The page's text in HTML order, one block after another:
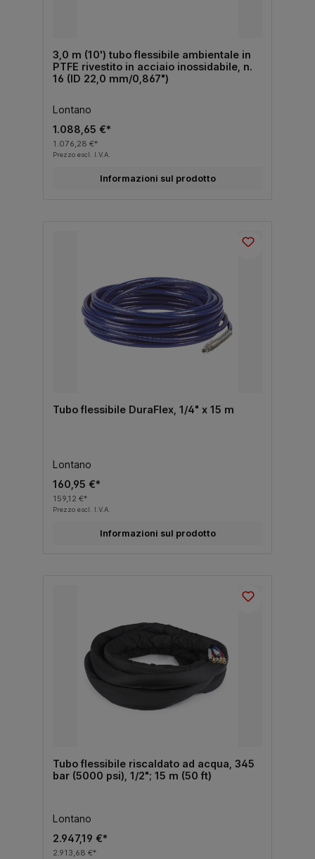
3,0 m (10') tubo flessibile ambientale in
PTFE rivestito in acciaio inossidabile, n.
16 (ID 22,0 mm/0,867")
Lontano
1.088,65 €*
1.076,28 €*
Prezzo escl. I.V.A.
Informazioni sul prodotto
Tubo flessibile DuraFlex, 1/4" x 15 m
Lontano
160,95 €*
159,12 €*
Prezzo escl. I.V.A.
Informazioni sul prodotto
Tubo flessibile riscaldato ad acqua, 345
bar (5000 psi), 1/2"; 15 m (50 ft)
Lontano
2.947,19 €*
2.913,68 €*